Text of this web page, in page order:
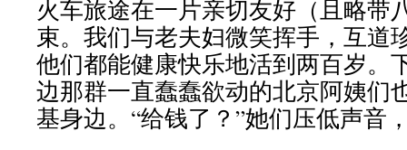
火车旅途在一片亲切友好（且略带
束。我们与老夫妇微笑挥手，互
他们都能健康快乐地活到两百岁。
边那群一直蠢蠢欲动的北京阿姨们
基身边。“给钱了？”她们压低声音